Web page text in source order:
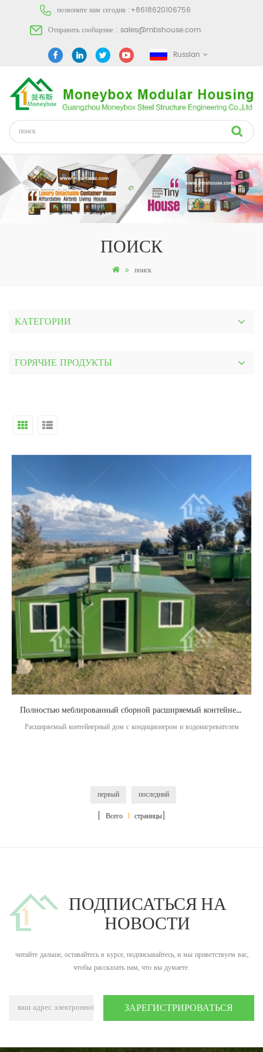
позвоните нам сегодня :+8618620106756
Отправить сообщение : sales@mbshouse.com
Russian
ПОИСК
поиск
КАТЕГОРИИ
ГОРЯЧИЕ ПРОДУКТЫ
Полностью меблированный сборной расширяемый контейнер с AC
Расширяемый контейнерный дом с кондиционером и водонагревателем
первый
последний
[ Всего 1 страницы]
ПОДПИСАТЬСЯ НА
НОВОСТИ
читайте дальше, оставайтесь в курсе, подписывайтесь, и мы приветствуем вас,
чтобы рассказать нам, что вы думаете.